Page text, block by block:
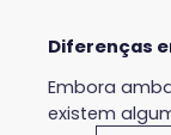
Diferenças
Embora
existem